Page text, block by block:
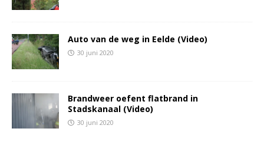
Auto van de weg in Eelde (Video)
30 juni 2020
Brandweer oefent flatbrand in
Stadskanaal (Video)
30 juni 2020